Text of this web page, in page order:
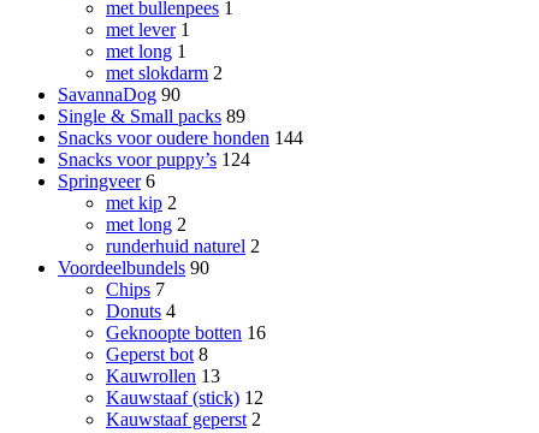
met bullenpees 1
met lever 1
met long 1
met slokdarm 2
SavannaDog 90
Single & Small packs 89
Snacks voor oudere honden 144
Snacks voor puppy’s 124
Springveer 6
met kip 2
met long 2
runderhuid naturel 2
Voordeelbundels 90
Chips 7
Donuts 4
Geknoopte botten 16
Geperst bot 8
Kauwrollen 13
Kauwstaaf (stick) 12
Kauwstaaf geperst 2